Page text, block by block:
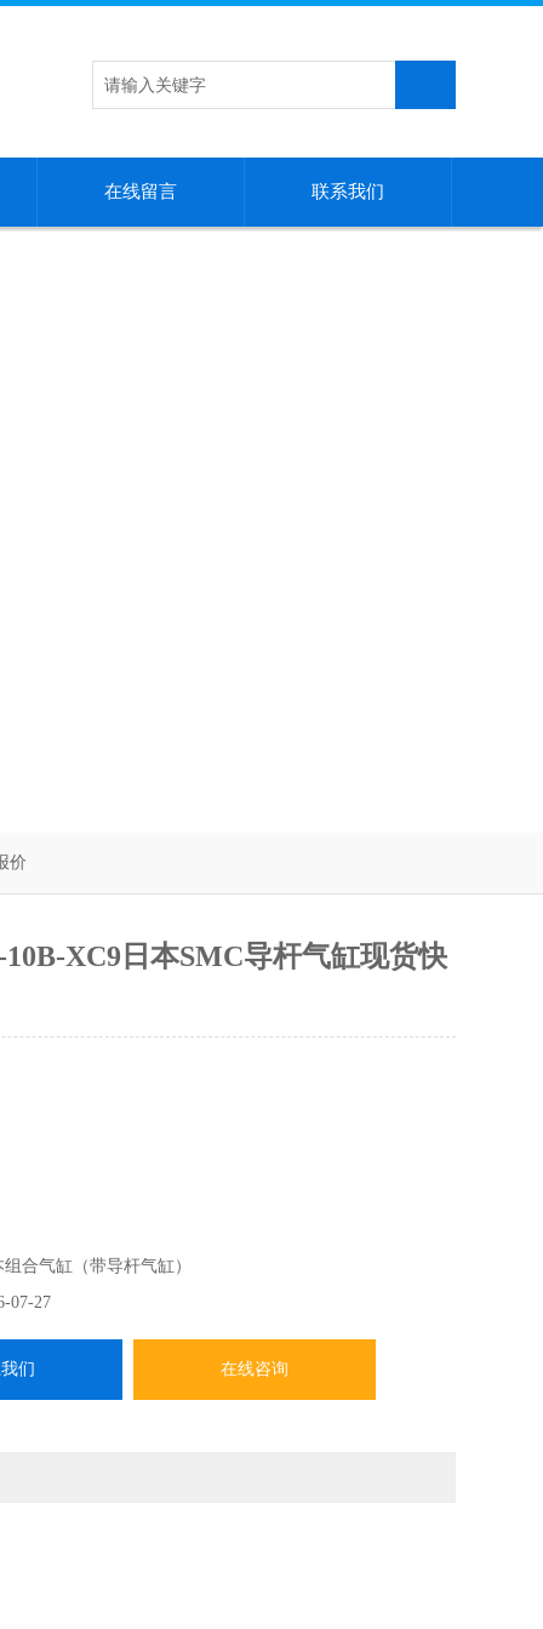
在线留言 联系我们
价
XC9日本SMC导杆气缸现货快
组合气缸（带导杆气缸）
07-27
们 在线咨询